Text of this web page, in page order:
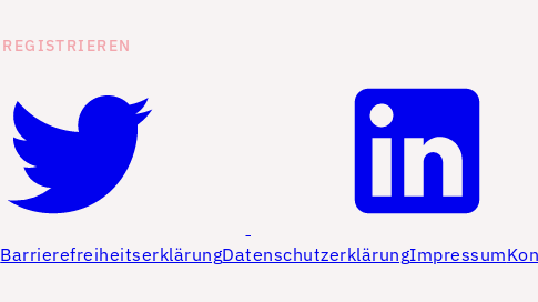
REGISTRIEREN
BarrierefreiheitserklärungDatenschutzerklärungImpressum